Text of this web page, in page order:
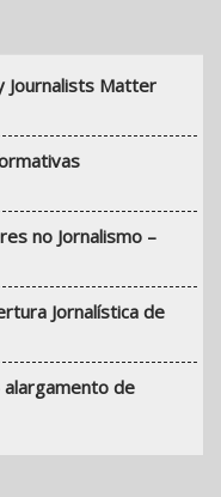
Journalists Matter
no Jornalismo –
Jornalística de
alargamento de